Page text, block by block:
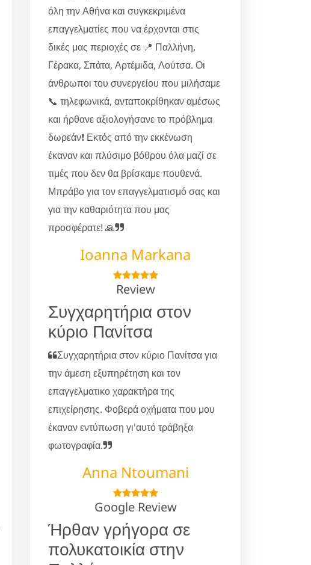
όλη την Αθήνα και συγκεκριμένα
επαγγελματίες που να έρχονται στις
δικές μας περιοχές σε 📍 Παλλήνη,
Γέρακα, Σπάτα, Αρτέμιδα, Λούτσα. Οι
άνθρωποι του συνεργείου που μιλήσαμε
📞 τηλεφωνικά, ανταποκρίθηκαν αμέσως
και ήρθανε αξιολογήσανε το πρόβλημα
δωρεάν❗ Εκτός από την εκκένωση
έκαναν και πλύσιμο βόθρου όλα μαζί σε
τιμές που δεν θα βρίσκαμε πουθενά.
Μπράβο για τον επαγγελματισμό σας και
για την καθαριότητα που μας
προσφέρατε! 🙏
Ioanna Markana
Review
Συγχαρητήρια στον
κύριο Πανίτσα
Συγχαρητήρια στον κύριο Πανίτσα για
την άμεση εξυπηρέτηση και τον
επαγγελματικο χαρακτήρα της
επιχείρησης. Φοβερά οχήματα που μου
έκαναν εντύπωση γι'αυτό τράβηξα
φωτογραφία.
Anna Ntoumani
Google Review
Ήρθαν γρήγορα σε
πολυκατοικία στην